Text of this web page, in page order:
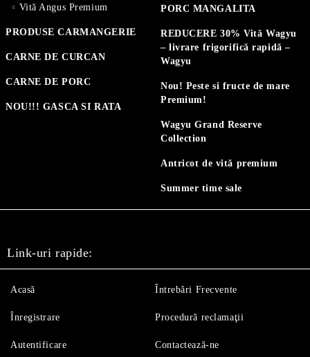
Vită Angus Premium
PRODUSE CARMANGERIE
CARNE DE CURCAN
CARNE DE PORC
NOU!!! GASCA SI RATA
PORC MANGALITA
REDUCERE 30% Vită Wagyu
– livrare frigorifică rapidă –
Wagyu
Nou! Peste si fructe de mare
Premium!
Wagyu Grand Reserve
Collection
Antricot de vită premium
Summer time sale
Link-uri rapide:
Acasă
Înregistrare
Autentificare
Întrebări Frecvente
Procedură reclamaţii
Contactează-ne